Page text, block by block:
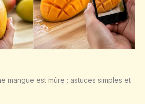
mangue est mûre : astuces simples et